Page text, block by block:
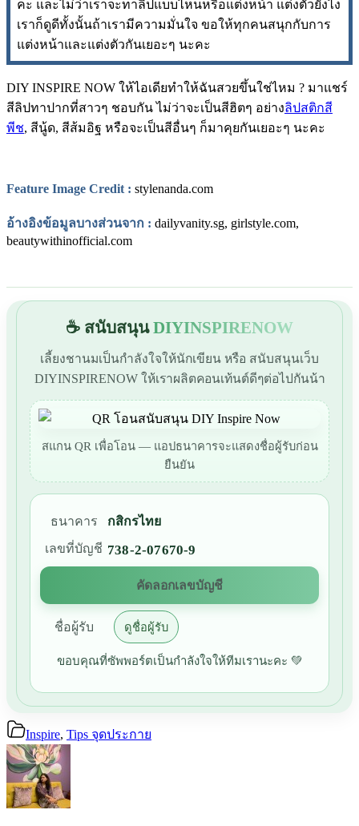
คะ และไม่ว่าเราจะทาลิปแบบไหนหรือแต่งหน้า แต่งตัวยังไง
เราก็ดูดีทั้งนั้นถ้าเรามีความมั่นใจ ขอให้ทุกคนสนุกกับการ
แต่งหน้าและแต่งตัวกันเยอะๆ นะคะ
DIY INSPIRE NOW ให้ไอเดียทำให้ฉันสวยขึ้นใช่ไหม ? มาแชร์
สีลิปทาปากที่สาวๆ ชอบกัน ไม่ว่าจะเป็นสีฮิตๆ อย่างลิปสติกสี
พีช, สีนู้ด, สีส้มอิฐ หรือจะเป็นสีอื่นๆ ก็มาคุยกันเยอะๆ นะคะ
Feature Image Credit : stylenanda.com
อ้างอิงข้อมูลบางส่วนจาก : dailyvanity.sg, girlstyle.com,
beautywithinofficial.com
☕ สนับสนุนDIYINSPIRENOW
เลี้ยงชานมเป็นกำลังใจให้นักเขียน หรือ สนับสนุนเว็บ
DIYINSPIRENOW ให้เราผลิตคอนเท้นต์ดีๆต่อไปกันน้า
สแกน QR เพื่อโอน — แอปธนาคารจะแสดงชื่อผู้รับก่อน
ยืนยัน
ธนาคาร
กสิกรไทย
เลขที่บัญชี 738-2-07670-9
คัดลอกเลขบัญชี
ชื่อผู้รับ ดูชื่อผู้รับ
ขอบคุณที่ซัพพอร์ตเป็นกำลังใจให้ทีมเรานะคะ 💚
Inspire, Tips จุดประกาย